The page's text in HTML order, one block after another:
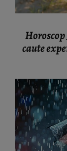
Horoscop
caute